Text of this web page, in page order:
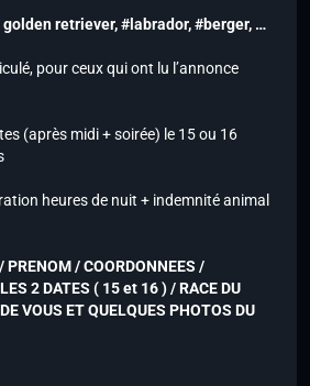
golden retriever, #labrador, #berger, …
pour ceux qui ont lu l’annonce
(après midi + soirée) le 15 ou 16
heures de nuit + indemnité animal
/ COORDONNEES /
2 DATES ( 15 et 16 ) / RACE DU
VOUS ET QUELQUES PHOTOS DU